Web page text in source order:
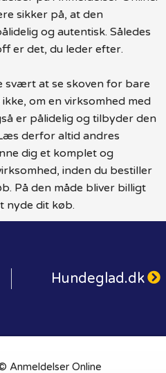
sikker på, at den
og autentisk. Således
er det, du leder efter.
svært at se skoven for bare
om en virksomhed med
er pålidelig og tilbyder den
derfor altid andres
dig et komplet og
inden du bestiller
På den måde bliver billigt
nyde dit køb.
Hundeglad.dk
Anmeldelser Online